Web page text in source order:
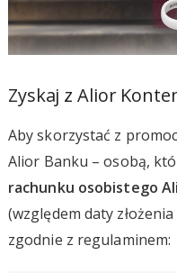
Zyskaj z Alior
Aby skorzystać z
Alior Banku – osobą,
rachunku osobistego
(względem daty
zgodnie z regulaminem: